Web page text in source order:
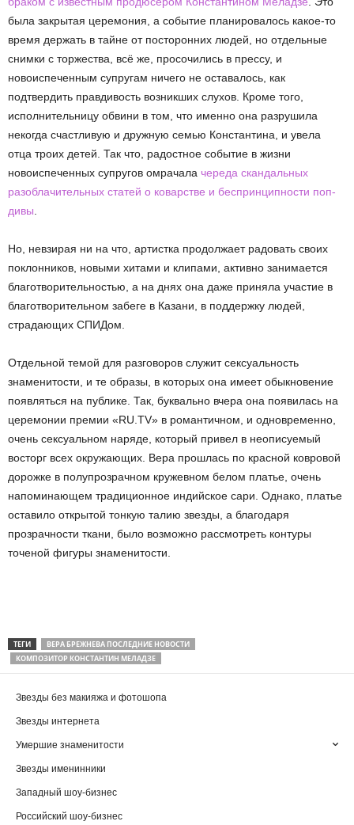
была закрытая церемония, а событие планировалось какое-то
время держать в тайне от посторонних людей, но отдельные
снимки с торжества, всё же, просочились в прессу, и
новоиспеченным супругам ничего не оставалось, как
подтвердить правдивость возникших слухов. Кроме того,
исполнительницу обвини в том, что именно она разрушила
некогда счастливую и дружную семью Константина, и увела
отца троих детей. Так что, радостное событие в жизни
новоиспеченных супругов омрачала череда скандальных
разоблачительных статей о коварстве и беспринципности поп-
дивы
Но, невзирая ни на что, артистка продолжает радовать своих
поклонников, новыми хитами и клипами, активно занимается
благотворительностью, а на днях она даже приняла участие в
благотворительном забеге в Казани, в поддержку людей,
страдающих СПИДом.
Отдельной темой для разговоров служит сексуальность
знаменитости, и те образы, в которых она имеет обыкновение
появляться на публике. Так, буквально вчера она появилась на
церемонии премии «RU.TV» в романтичном, и одновременно,
очень сексуальном наряде, который привел в неописуемый
восторг всех окружающих. Вера прошлась по красной ковровой
дорожке в полупрозрачном кружевном белом платье, очень
напоминающем традиционное индийское сари. Однако, платье
оставило открытой тонкую талию звезды, а благодаря
прозрачности ткани, было возможно рассмотреть контуры
точеной фигуры знаменитости.
ТЕГИ
ВЕРА БРЕЖНЕВА ПОСЛЕДНИЕ НОВОСТИ
КОМПОЗИТОР КОНСТАНТИН МЕЛАДЗЕ
Звезды без макияжа и фотошопа
Звезды интернета
Умершие знаменитости
Звезды именинники
Западный шоу-бизнес
Российский шоу-бизнес